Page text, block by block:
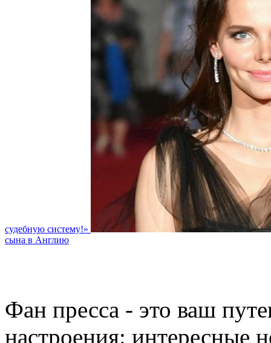
судебную систему!»
сына в Англию
Фан пресса - это ваш
настроения: интересные